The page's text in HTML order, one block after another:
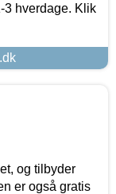
3 hverdage. Klik
og tilbyder
er også gratis